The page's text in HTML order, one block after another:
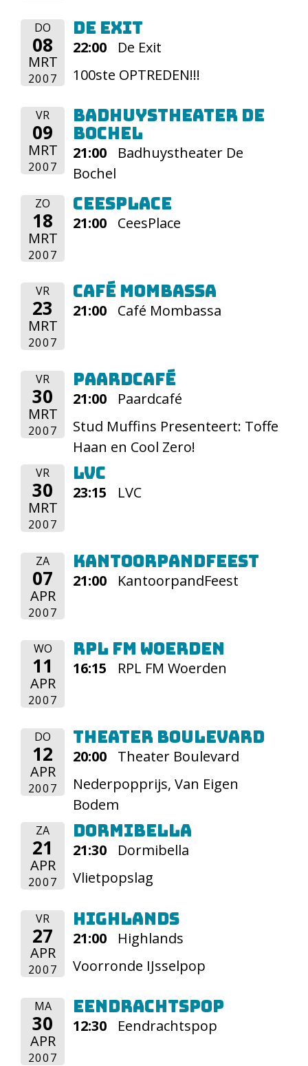
DO
08
MRT
2007
De Exit
22:00
De Exit
100ste OPTREDEN!!!
VR
09
MRT
2007
Badhuystheater De
Bochel
21:00
Badhuystheater De
Bochel
ZO
18
MRT
2007
CeesPlace
21:00 CeesPlace
VR
23
MRT
2007
Café Mombassa
21:00 Café Mombassa
VR
30
MRT
2007
Paardcafé
21:00
Paardcafé
Stud Muffins Presenteert: Toffe
Haan en Cool Zero!
VR
30
MRT
2007
LVC
23:15 LVC
ZA
07
APR
2007
KantoorpandFeest
21:00 KantoorpandFeest
WO
11
APR
2007
RPL FM Woerden
16:15 RPL FM Woerden
DO
12
APR
2007
Theater Boulevard
20:00
Theater Boulevard
Nederpopprijs, Van Eigen
Bodem
ZA
21
APR
2007
Dormibella
21:30
Dormibella
Vlietpopslag
VR
27
APR
2007
Highlands
21:00
Highlands
Voorronde IJsselpop
MA
30
APR
2007
Eendrachtspop
12:30 Eendrachtspop